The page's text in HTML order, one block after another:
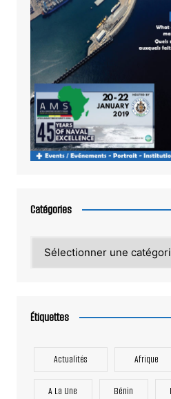
Catégories
Étiquettes
Actualités Afrique
A La Une Bénin